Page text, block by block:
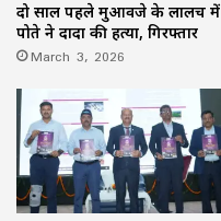
दो साल पहले मुआवजे के लालच में
पोते ने दादा की हत्या, गिरफ्तार
March 3, 2026